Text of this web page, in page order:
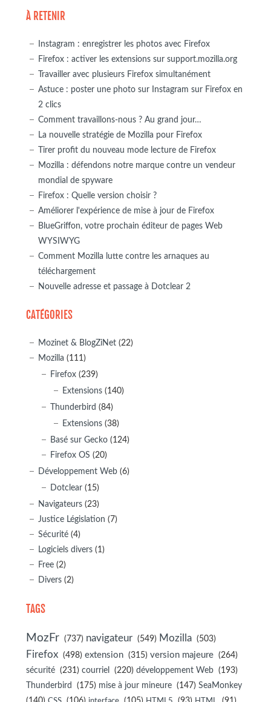
À RETENIR
Instagram : enregistrer les photos avec Firefox
Firefox : activer les extensions sur support.mozilla.org
Travailler avec plusieurs Firefox simultanément
Astuce : poster une photo sur Instagram sur Firefox en
2 clics
Comment travaillons-nous ? Au grand jour…
La nouvelle stratégie de Mozilla pour Firefox
Tirer profit du nouveau mode lecture de Firefox
Mozilla : défendons notre marque contre un vendeur
mondial de spyware
Firefox : Quelle version choisir ?
Améliorer l'expérience de mise à jour de Firefox
BlueGriffon, votre prochain éditeur de pages Web
WYSIWYG
Comment Mozilla lutte contre les arnaques au
téléchargement
Nouvelle adresse et passage à Dotclear 2
CATÉGORIES
Mozinet & BlogZiNet (22)
Mozilla (111)
Firefox (239)
Extensions (140)
Thunderbird (84)
Extensions (38)
Basé sur Gecko (124)
Firefox OS (20)
Développement Web (6)
Dotclear (15)
Navigateurs (23)
Justice Législation (7)
Sécurité (4)
Logiciels divers (1)
Free (2)
Divers (2)
TAGS
MozFr (737) navigateur (549) Mozilla (503)
Firefox (498) extension (315) version majeure (264)
sécurité (231) courriel (220) développement Web (193)
Thunderbird (175) mise à jour mineure (147) SeaMonkey